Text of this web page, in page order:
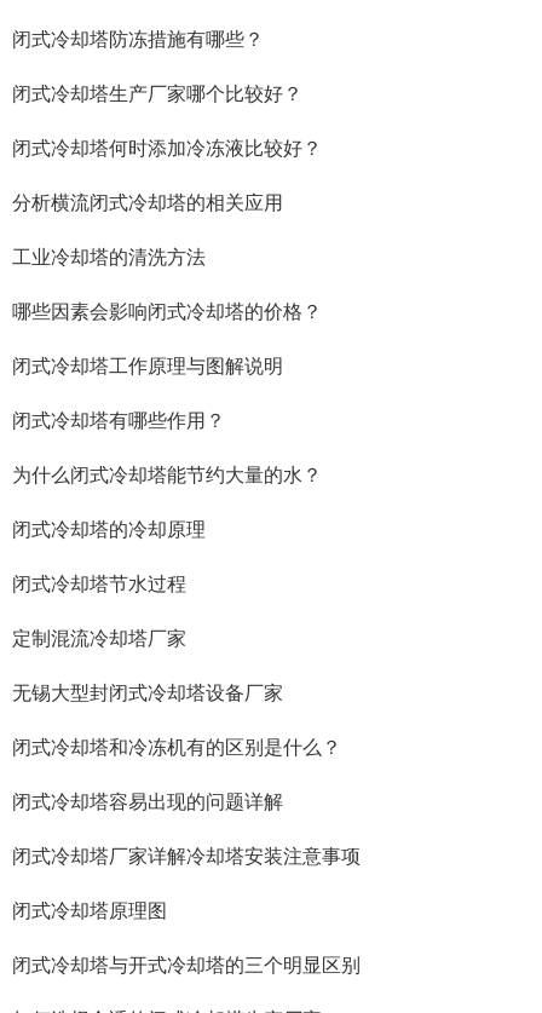
闭式冷却塔防冻措施有哪些？
闭式冷却塔生产厂家哪个比较好？
闭式冷却塔何时添加冷冻液比较好？
分析横流闭式冷却塔的相关应用
工业冷却塔的清洗方法
哪些因素会影响闭式冷却塔的价格？
闭式冷却塔工作原理与图解说明
闭式冷却塔有哪些作用？
为什么闭式冷却塔能节约大量的水？
闭式冷却塔的冷却原理
闭式冷却塔节水过程
定制混流冷却塔厂家
无锡大型封闭式冷却塔设备厂家
闭式冷却塔和冷冻机有的区别是什么？
闭式冷却塔容易出现的问题详解
闭式冷却塔厂家详解冷却塔安装注意事项
闭式冷却塔原理图
闭式冷却塔与开式冷却塔的三个明显区别